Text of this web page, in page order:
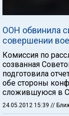
ООН обвинила
совершении
Комиссия по
созванная
подготовила
обе стороны
сложившуюся в
24.05.2012 15:39 //